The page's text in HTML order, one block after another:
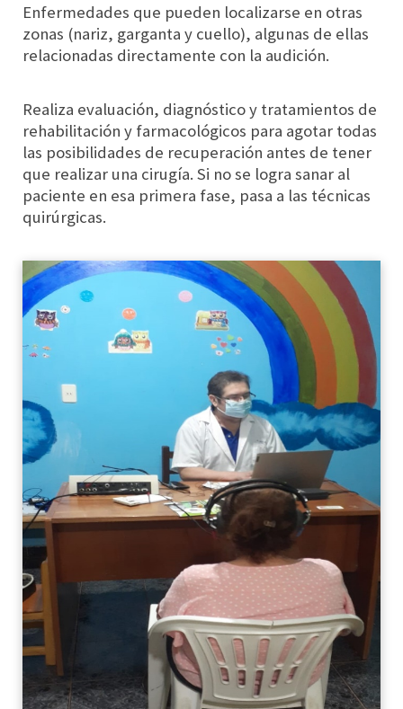
Enfermedades que pueden localizarse en otras
zonas (nariz, garganta y cuello), algunas de ellas
relacionadas directamente con la audición.
Realiza evaluación, diagnóstico y tratamientos de
rehabilitación y farmacológicos para agotar todas
las posibilidades de recuperación antes de tener
que realizar una cirugía. Si no se logra sanar al
paciente en esa primera fase, pasa a las técnicas
quirúrgicas.